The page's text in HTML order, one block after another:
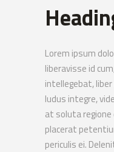
Lorem ipsum
liberavisse id
intellegebat, liber
ludus integre,
at soluta
placerat
periculis ei.